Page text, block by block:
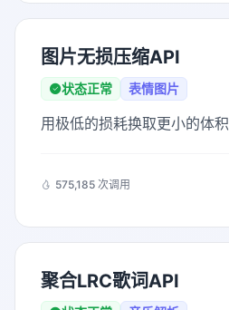
图片无损压缩API
状态正常 表情图片
用极低的损耗换取更小的体积
575,185 次调用
聚合LRC歌词API